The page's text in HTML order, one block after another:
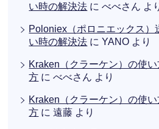
い時の解決法 にべべさん よ
Poloniex（ポロニエックス）
い時の解決法 に YANO より
Kraken（クラーケン）の使
方 にべべさん より
Kraken（クラーケン）の使
方 に遠藤 より